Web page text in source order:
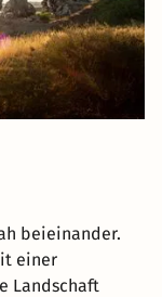
beieinander.
einer
Landschaft